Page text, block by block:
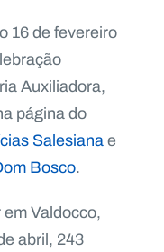
16 de fevereiro
Auxiliadora,
página do
Salesianae
Bosco.
Valdocco,
abril, 243